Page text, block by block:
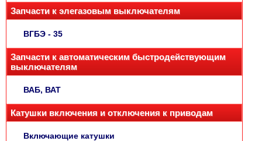
Запчасти к элегазовым выключателям
ВГБЭ - 35
Запчасти к автоматическим быстродействующим
выключателям
ВАБ, ВАТ
Катушки включения и отключения к приводам
Включающие катушки